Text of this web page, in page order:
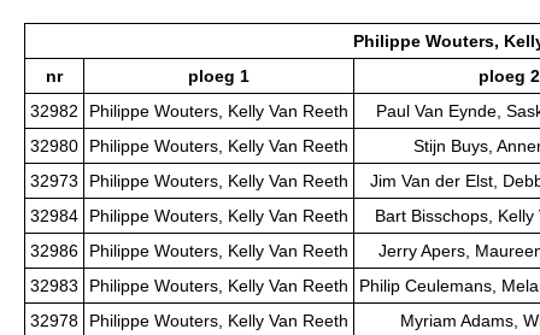
Philippe Wouters,
nr
ploeg 1
ploeg 2
32982
Philippe Wouters, Kelly Van Reeth
Paul Van Eynde,
32980
Philippe Wouters, Kelly Van Reeth
Stijn Buys,
32973
Philippe Wouters, Kelly Van Reeth
Jim Van der Elst,
32984
Philippe Wouters, Kelly Van Reeth
Bart Bisschops, Kelly
32986
Philippe Wouters, Kelly Van Reeth
Jerry Apers,
32983
Philippe Wouters, Kelly Van Reeth
Philip Ceulemans,
32978
Philippe Wouters, Kelly Van Reeth
Myriam Adams,